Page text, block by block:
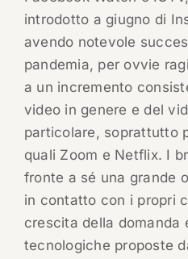
introdotto a giugno di
avendo notevole
pandemia, per ovvie
a un incremento
video in genere e del
particolare, soprattutto
quali Zoom e Netflix. I
fronte a sé una grande
in contatto con i propri
crescita della domanda
tecnologiche proposte